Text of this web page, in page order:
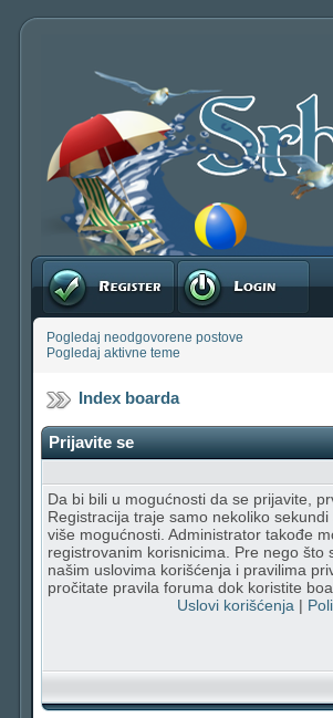
Registruj se Prijavite se
Pogledaj neodgovorene postove
Pogledaj aktivne teme
Index boarda
Prijavite se
Da bi bili u mogućnosti da se prijavite,
Registracija traje samo nekoliko
više mogućnosti. Administrator takođe
registrovanim korisnicima. Pre nego što
našim uslovima korišćenja i pravilima
pročitate pravila foruma dok koristite
Uslovi korišćenja |